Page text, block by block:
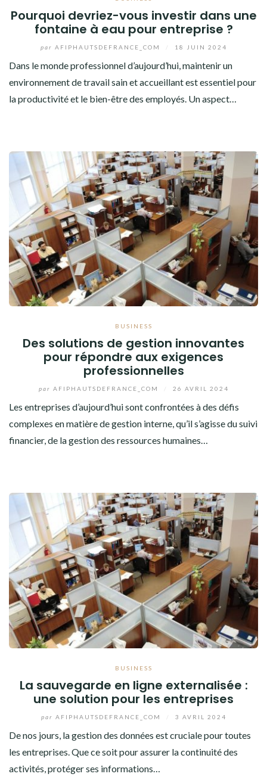
Pourquoi devriez-vous investir dans une
fontaine à eau pour entreprise ?
par AFIPHAUTSDEFRANCE_COM 18 JUIN 2024
Dans le monde professionnel d’aujourd’hui, maintenir un
environnement de travail sain et accueillant est essentiel pour
la productivité et le bien-être des employés. Un aspect…
BUSINESS
Des solutions de gestion innovantes
pour répondre aux exigences
professionnelles
par AFIPHAUTSDEFRANCE_COM 26 AVRIL 2024
Les entreprises d’aujourd’hui sont confrontées à des défis
complexes en matière de gestion interne, qu’il s’agisse du suivi
financier, de la gestion des ressources humaines…
BUSINESS
La sauvegarde en ligne externalisée :
une solution pour les entreprises
par AFIPHAUTSDEFRANCE_COM 3 AVRIL 2024
De nos jours, la gestion des données est cruciale pour toutes
les entreprises. Que ce soit pour assurer la continuité des
activités, protéger ses informations…